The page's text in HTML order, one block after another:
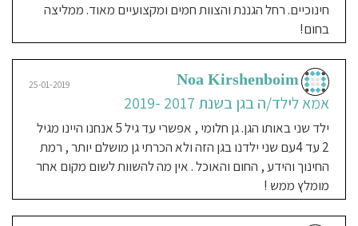
חינוכיים. רחל הגננת והצוות חמים ומקצועיים מאוד. ממליצה
בחום!
25-01-2019 Noa Kirshenboim
אמא לילד/ה בגן בשנת 2017 -2019
ילד שני באותו הגן. גן חלומי , אפשרי עד גיל 5 אנחנו היינו מגיל
2 עד 4עם שני ילדנו בגן הזה ולא הכרתי גן מושלם יותר , רמת
החינוך והידע , החום והאוכל . אין מה להשוות לשום מקום אחר
מומלץ ממש !